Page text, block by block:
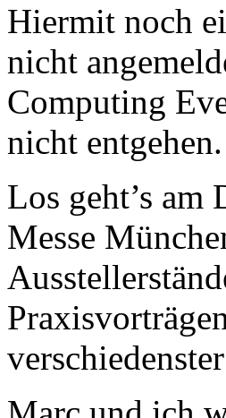
Hiermit noch
nicht
Computing
nicht entgehen.
Los geht’s
Messe